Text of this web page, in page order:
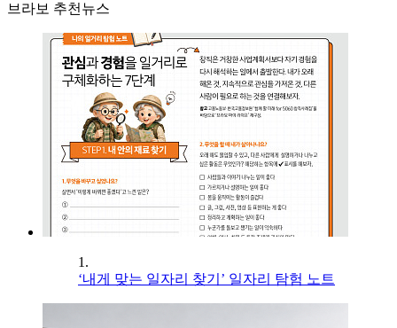
브라보 추천뉴스
1.
‘내게 맞는 일자리 찾기’ 일자리 탐험 노트